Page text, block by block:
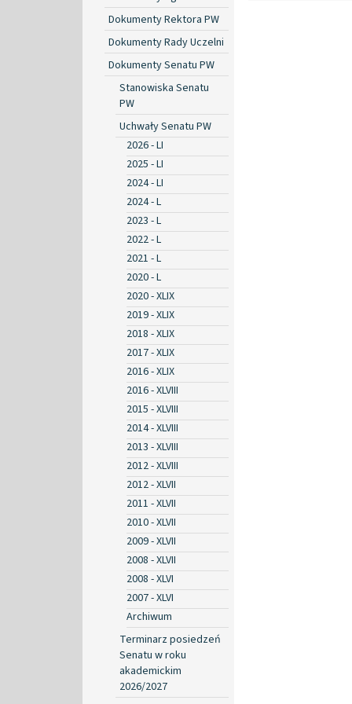
Dokumenty Rektora PW
Dokumenty Rady Uczelni
Dokumenty Senatu PW
Stanowiska Senatu
PW
Uchwały Senatu PW
2026 - LI
2025 - LI
2024 - LI
2024 - L
2023 - L
2022 - L
2021 - L
2020 - L
2020 - XLIX
2019 - XLIX
2018 - XLIX
2017 - XLIX
2016 - XLIX
2016 - XLVIII
2015 - XLVIII
2014 - XLVIII
2013 - XLVIII
2012 - XLVIII
2012 - XLVII
2011 - XLVII
2010 - XLVII
2009 - XLVII
2008 - XLVII
2008 - XLVI
2007 - XLVI
Archiwum
Terminarz posiedzeń
Senatu w roku
akademickim
2026/2027